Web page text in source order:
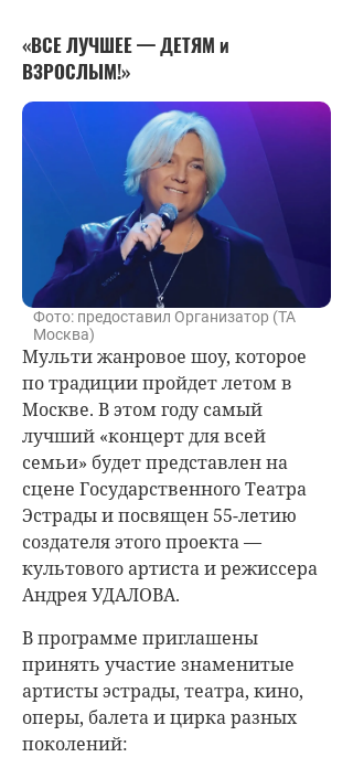
«ВСЕ ЛУЧШЕЕ — ДЕТЯМ и
ВЗРОСЛЫМ!»
Фото: предоставил Организатор (ТА
Москва)
Мульти жанровое шоу, которое
по традиции пройдет летом в
Москве. В этом году самый
лучший «концерт для всей
семьи» будет представлен на
сцене Государственного Театра
Эстрады и посвящен 55-летию
создателя этого проекта —
культового артиста и режиссера
Андрея УДАЛОВА.
В программе приглашены
принять участие знаменитые
артисты эстрады, театра, кино,
оперы, балета и цирка разных
поколений: